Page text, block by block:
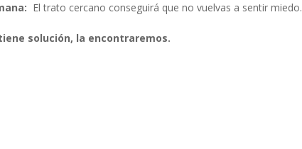
El trato cercano conseguirá que no vuelvas a sentir miedo.
solución, la encontraremos.